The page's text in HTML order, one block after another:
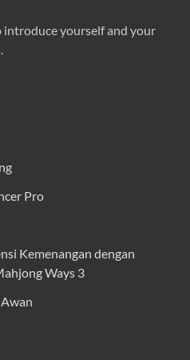
introduce yourself and your
Pro
Kemenangan dengan
Ways 3